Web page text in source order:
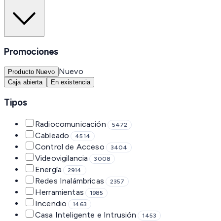
Promociones
Producto Nuevo Nuevo
Caja abierta En existencia
Tipos
Radiocomunicación 5472
Cableado 4514
Control de Acceso 3404
Videovigilancia 3008
Energía 2914
Redes Inalámbricas 2357
Herramientas 1985
Incendio 1463
Casa Inteligente e Intrusión 1453